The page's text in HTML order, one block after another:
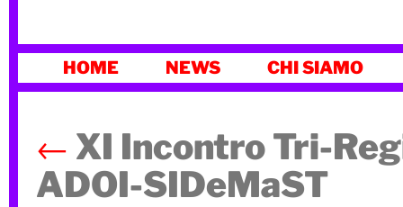
AL
HOME NEWS CHI SIAMO
← XI Incontro Tri-
ADOI-SIDeMaST